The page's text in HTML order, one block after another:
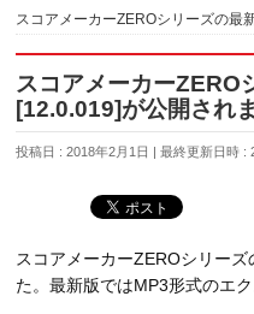
スコアメーカーZEROシリーズの最
スコアメーカーZERO
[12.0.019]が公開され
投稿日 : 2018年2月1日 最終更新日時 :
スコアメーカーZEROシリー
た。最新版ではMP3形式のエ